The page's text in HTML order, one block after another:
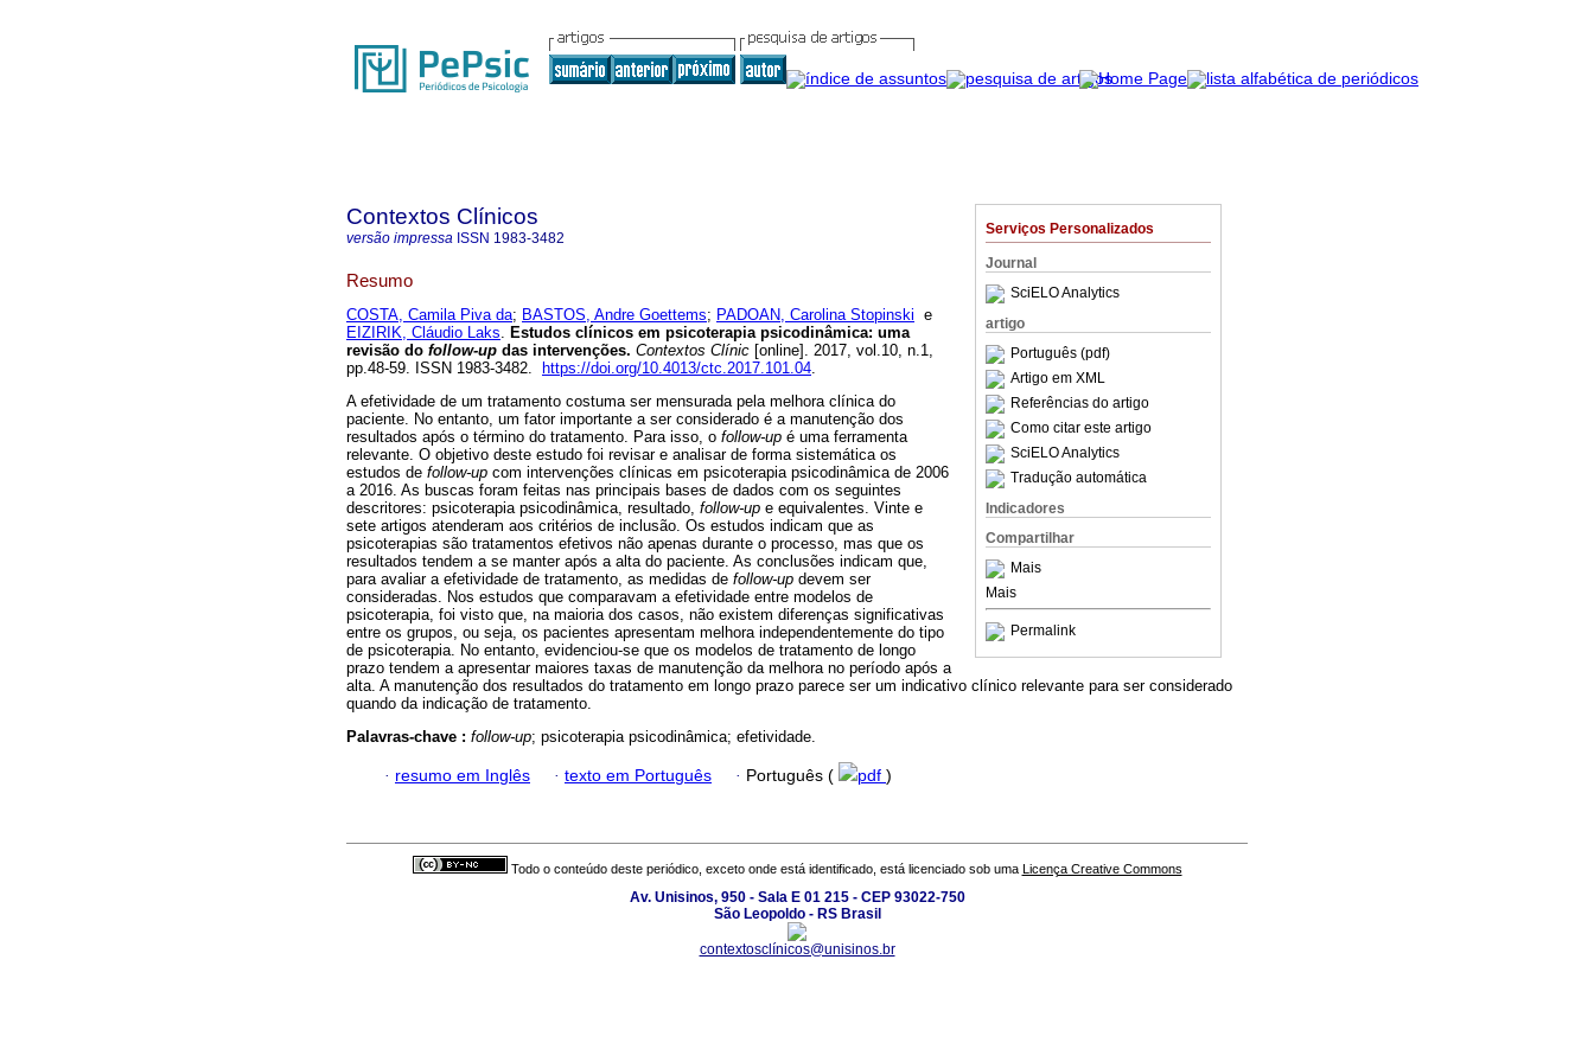
Serviços Personalizados
Journal
SciELO Analytics
artigo
Português (pdf)
Artigo em XML
Referências do artigo
Como citar este artigo
SciELO Analytics
Tradução automática
Indicadores
Compartilhar
Mais
Mais
Permalink
Contextos Clínicos
versão impressa ISSN 1983-3482
Resumo
COSTA, Camila Piva da; BASTOS, Andre Goettems; PADOAN, Carolina Stopinski e
EIZIRIK, Cláudio Laks. Estudos clínicos em psicoterapia psicodinâmica: uma
revisão do follow-up das intervenções. Contextos Clínic [online]. 2017, vol.10, n.1,
pp.48-59. ISSN 1983-3482.
https://doi.org/10.4013/ctc.2017.101.04.
A efetividade de um tratamento costuma ser mensurada pela melhora clínica do
paciente. No entanto, um fator importante a ser considerado é a manutenção dos
resultados após o término do tratamento. Para isso, o follow-up é uma ferramenta
relevante. O objetivo deste estudo foi revisar e analisar de forma sistemática os
estudos de follow-up com intervenções clínicas em psicoterapia psicodinâmica de 2006
a 2016. As buscas foram feitas nas principais bases de dados com os seguintes
descritores: psicoterapia psicodinâmica, resultado, follow-up e equivalentes. Vinte e
sete artigos atenderam aos critérios de inclusão. Os estudos indicam que as
psicoterapias são tratamentos efetivos não apenas durante o processo, mas que os
resultados tendem a se manter após a alta do paciente. As conclusões indicam que,
para avaliar a efetividade de tratamento, as medidas de follow-up devem ser
consideradas. Nos estudos que comparavam a efetividade entre modelos de
psicoterapia, foi visto que, na maioria dos casos, não existem diferenças significativas
entre os grupos, ou seja, os pacientes apresentam melhora independentemente do tipo
de psicoterapia. No entanto, evidenciou-se que os modelos de tratamento de longo
prazo tendem a apresentar maiores taxas de manutenção da melhora no período após a
alta. A manutenção dos resultados do tratamento em longo prazo parece ser um indicativo clínico relevante para ser considerado
quando da indicação de tratamento.
Palavras-chave : follow-up; psicoterapia psicodinâmica; efetividade.
· resumo em Inglês · texto em Português · Português ( pdf )
Todo o conteúdo deste periódico, exceto onde está identificado, está licenciado sob uma Licença Creative Commons
Av. Unisinos, 950 - Sala E 01 215 - CEP 93022-750
São Leopoldo - RS Brasil
contextosclínicos@unisinos.br